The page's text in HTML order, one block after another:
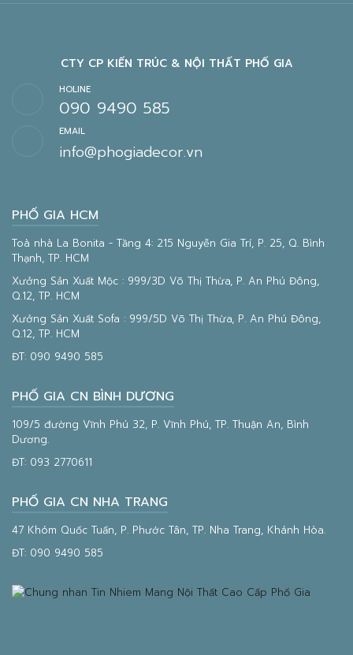
HOLINE
090 9490 585
CTY CP KIẾN TRÚC & NỘI THẤT PHỐ GIA
EMAIL
info@phogiadecor.vn
PHỐ GIA HCM
Toà nhà La Bonita - Tầng 4: 215 Nguyễn Gia Trí, P. 25, Q. Bình
Thạnh, TP. HCM
Xưởng Sản Xuất Mộc : 999/3D Võ Thị Thừa, P. An Phú Đông,
Q.12, TP. HCM
Xưởng Sản Xuất Sofa : 999/5D Võ Thị Thừa, P. An Phú Đông,
Q.12, TP. HCM
ĐT: 090 9490 585
PHỐ GIA CN BÌNH DƯƠNG
109/5 đường Vĩnh Phú 32, P. Vĩnh Phú, TP. Thuận An, Bình
Dương.
ĐT: 093 2770611
PHỐ GIA CN NHA TRANG
47 Khóm Quốc Tuấn, P. Phước Tân, TP. Nha Trang, Khánh Hòa.
ĐT: 090 9490 585